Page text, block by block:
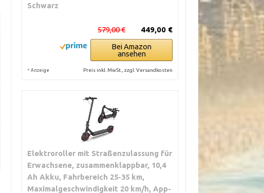
Schwarz
449,00 €
579,00 €
Bei Amazon
ansehen
* Anzeige Preis inkl. MwSt., zzgl. Versandkosten
Elektroroller mit Straßenzulassung für
Erwachsene, zusammenklappbar, 10,4
Ah Akku, Fahrbereich 25-35 km,
Maximalgeschwindigkeit 20 km/h, App-